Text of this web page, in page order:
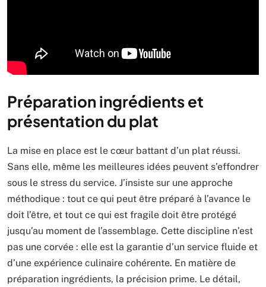
Préparation ingrédients et
présentation du plat
La mise en place est le cœur battant d’un plat réussi.
Sans elle, même les meilleures idées peuvent s’effondrer
sous le stress du service. J’insiste sur une approche
méthodique : tout ce qui peut être préparé à l’avance le
doit l’être, et tout ce qui est fragile doit être protégé
jusqu’au moment de l’assemblage. Cette discipline n’est
pas une corvée : elle est la garantie d’un service fluide et
d’une expérience culinaire cohérente. En matière de
préparation ingrédients, la précision prime. Le détail,